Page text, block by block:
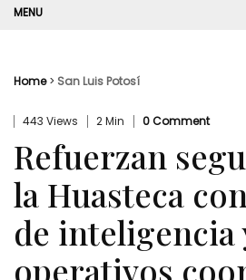
Home> San Luis Potosí
443 Views 2 Min 0 Comment
Refuerzan
la Huasteca
de inteligencia
operativos